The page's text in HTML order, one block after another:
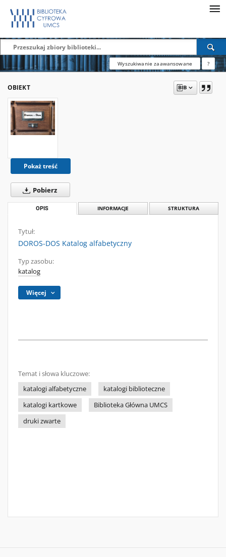
Wyszukiwanie zaawansowane ?
OBIEKT
Pokaż treść
Pobierz
OPIS INFORMACJE STRUKTURA
Tytuł:
DOROS-DOS Katalog alfabetyczny
Typ zasobu:
katalog
Więcej
Temat i słowa kluczowe:
katalogi alfabetyczne
katalogi biblioteczne
katalogi kartkowe
Biblioteka Główna UMCS
druki zwarte